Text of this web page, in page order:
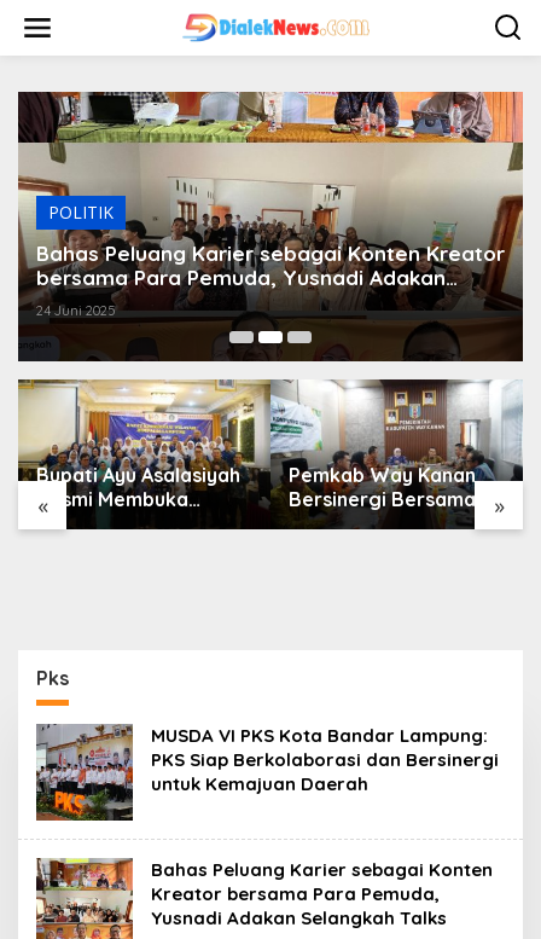
w
POLITIK
Bahas Peluang Karier sebagai Konten Kreator
bersama Para Pemuda, Yusnadi Adakan
Selangkah Talks
24 Juni 2025
« »
Bupati Ayu Asalasiyah
Resmi Membuka
Rakorwil HIMPAUDI se-
Pemkab Way Kanan
Bersinergi Bersama PT
BPR Syariah Way
Pks
MUSDA VI PKS Kota Bandar Lampung:
PKS Siap Berkolaborasi dan Bersinergi
untuk Kemajuan Daerah
Bahas Peluang Karier sebagai Konten
Kreator bersama Para Pemuda,
Yusnadi Adakan Selangkah Talks